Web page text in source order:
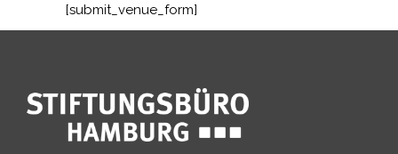
[submit_venue_form]